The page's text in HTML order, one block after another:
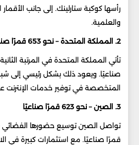
رأسها كوكبة ستارلينك. إلى جانب
والعلمية.
2. المملكة المتحدة – نحو 653 قمرًا صناعيًا
صناعيًا. ويعود ذلك بشكل رئيسي إلى
المتخصصة في توفير خدمات الإنترنت
3. الصين – نحو 623 قمرًا صناعيًا
قمرًا صناعيًا. مع استثمارات كبيرة في